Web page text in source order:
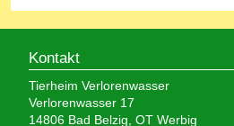
Kontakt
Tierheim Verlorenwasser
Verlorenwasser 17
14806 Bad Belzig, OT Werbig